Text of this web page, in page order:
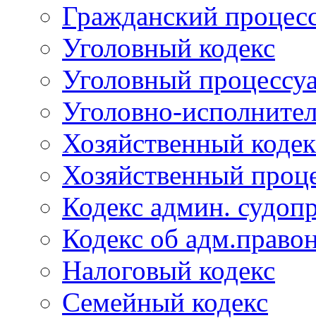
Гражданский
Уголовный кодекс
Уголовный
Уголовно-
Хозяйственный
Хозяйственный
Кодекс админ.
Кодекс об
Налоговый кодекс
Семейный кодекс